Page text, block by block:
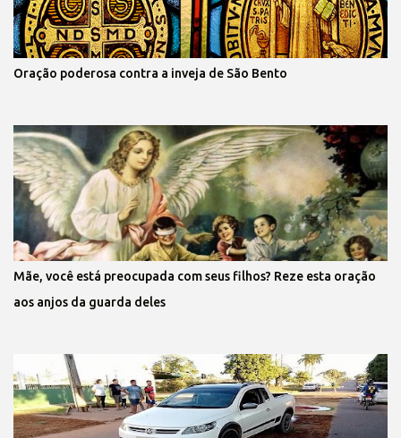
Oração poderosa contra a inveja de São Bento
Mãe, você está preocupada com seus filhos? Reze esta oração
aos anjos da guarda deles